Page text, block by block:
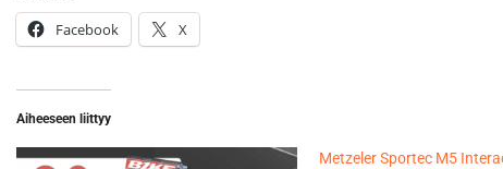
Facebook X
Aiheeseen liittyy
Metzeler Sportec M5